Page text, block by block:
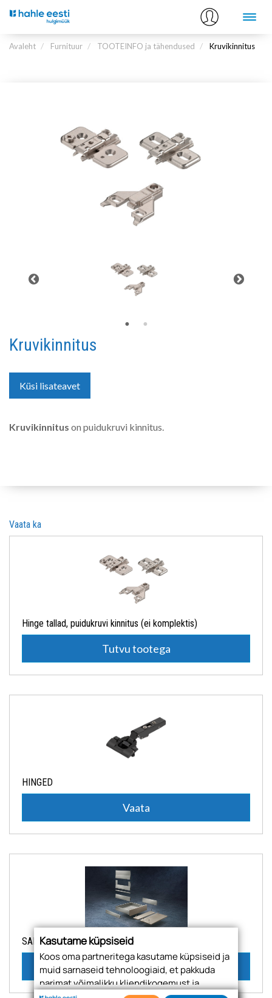
Avaleht Furnituur TOOTEINFO ja tähendused Kruvikinnitus
Kruvikinnitus
Küsi lisateavet
Kruvikinnitus on puidukruvi kinnitus.
Vaata ka
Hinge tallad, puidukruvi kinnitus (ei komplektis)
Tutvu tootega
HINGED
Vaata
SAHTLID
Vaata
Kasutame küpsiseid
Koos oma partneritega kasutame küpsiseid ja
muid sarnaseid tehnoloogiaid, et pakkuda
parimat võimalikku kliendikogemust ja